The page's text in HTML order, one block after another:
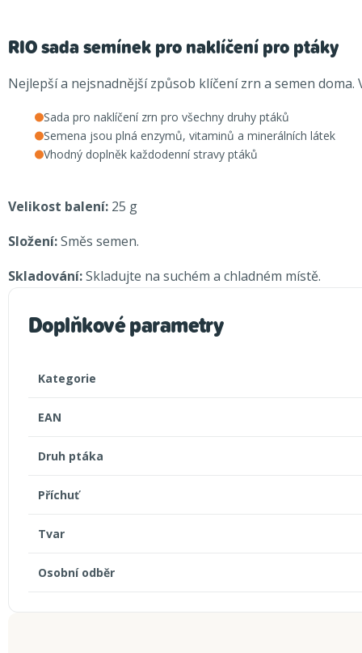
RIO sada semínek pro naklíčení pro ptáky
Nejlepší a nejsnadnější způsob klíčení zrn a semen
Sada pro naklíčení zrn pro všechny druhy ptáků
Semena jsou plná enzymů, vitaminů a minerálních látek
Vhodný doplněk každodenní stravy ptáků
Velikost balení: 25 g
Složení:Směs semen.
Skladování:Skladujte na suchém a chladném místě.
Doplňkové parametry
Kategorie
EAN
Druh ptáka
Příchuť
Tvar
Osobní odběr